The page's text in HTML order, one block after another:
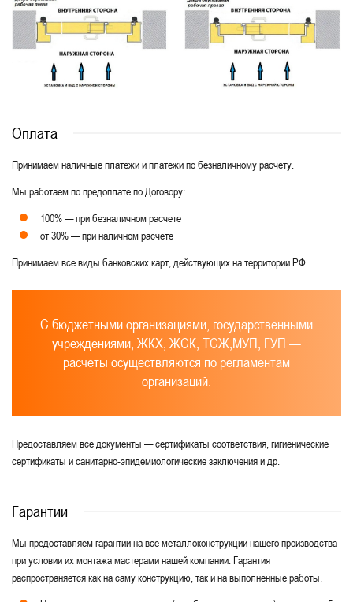
Оплата
Принимаем наличные платежи и платежи по безналичному расчету.
Мы работаем по предоплате по Договору:
100% — при безналичном расчете
от 30% — при наличном расчете
Принимаем все виды банковских карт, действующих на территории РФ.
С бюджетными организациями, государственными
учреждениями, ЖКХ, ЖСК, ТСЖ,МУП, ГУП —
расчеты осуществляются по регламентам
организаций.
Предоставляем все документы — сертификаты соответствия, гигиенические
сертификаты и санитарно-эпидемиологические заключения и др.
Гарантии
Мы предоставляем гарантии на все металлоконструкции нашего производства
при условии их монтажа мастерами нашей компании. Гарантия
распространяется как на саму конструкцию, так и на выполненные работы.